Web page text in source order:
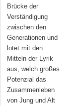
Brücke der
Verständigung
zwischen den
Generationen und
lotet mit den
Mitteln der Lyrik
aus, welch großes
Potenzial das
Zusammenleben
von Jung und Alt